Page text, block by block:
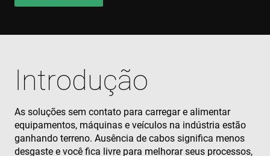
Introdução
As soluções sem contato para carregar e alimentar
equipamentos, máquinas e veículos na indústria estão
ganhando terreno. Ausência de cabos significa menos
desgaste e você fica livre para melhorar seus processos,